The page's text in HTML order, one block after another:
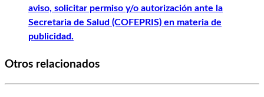
aviso, solicitar permiso y/o autorización ante la
Secretaria de Salud (COFEPRIS) en materia de
publicidad.
Otros relacionados